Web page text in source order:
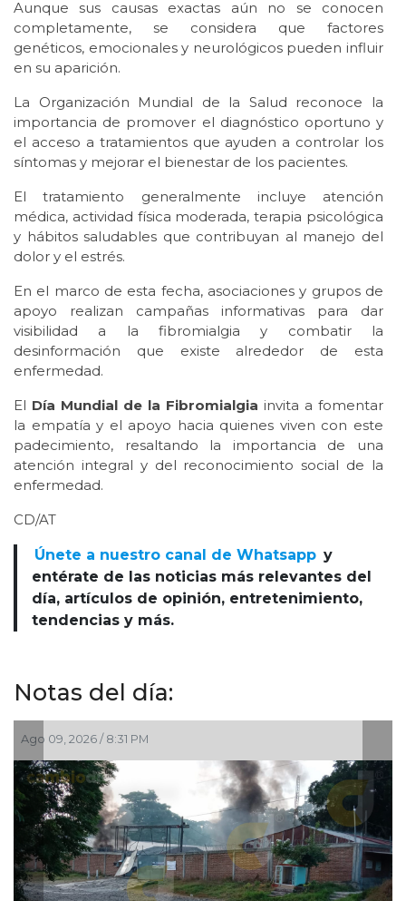
Aunque sus causas exactas aún no se conocen
completamente, se considera que factores
genéticos, emocionales y neurológicos pueden influir
en su aparición.
La Organización Mundial de la Salud reconoce la
importancia de promover el diagnóstico oportuno y
el acceso a tratamientos que ayuden a controlar los
síntomas y mejorar el bienestar de los pacientes.
El tratamiento generalmente incluye atención
médica, actividad física moderada, terapia psicológica
y hábitos saludables que contribuyan al manejo del
dolor y el estrés.
En el marco de esta fecha, asociaciones y grupos de
apoyo realizan campañas informativas para dar
visibilidad a la fibromialgia y combatir la
desinformación que existe alrededor de esta
enfermedad.
El Día Mundial de la Fibromialgia invita a fomentar
la empatía y el apoyo hacia quienes viven con este
padecimiento, resaltando la importancia de una
atención integral y del reconocimiento social de la
enfermedad.
CD/AT
Únete a nuestro canal de Whatsapp y
entérate de las noticias más relevantes del
día, artículos de opinión, entretenimiento,
tendencias y más.
Notas del día:
/ 8:31 PM